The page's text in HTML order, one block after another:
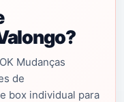
Mudanças
de
box individual para